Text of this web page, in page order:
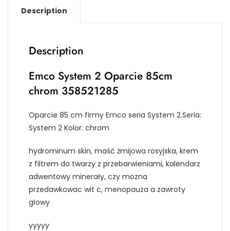
Description
Description
Emco System 2 Oparcie 85cm
chrom 358521285
Oparcie 85 cm firmy Emco seria System 2.Seria:
System 2 Kolor: chrom
hydrominum skin, maść żmijowa rosyjska, krem
z filtrem do twarzy z przebarwieniami, kalendarz
adwentowy minerały, czy mozna
przedawkowac wit c, menopauza a zawroty
głowy
yyyyy